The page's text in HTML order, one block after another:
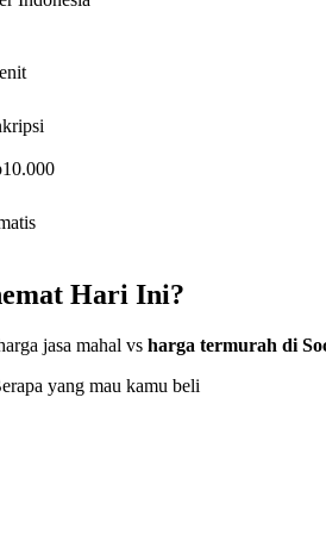
Hari Ini?
jasa mahal vs harga termurah di
yang mau kamu beli